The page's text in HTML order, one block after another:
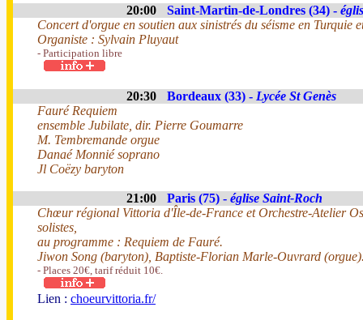
20:00 Saint-Martin-de-Londres (34) -
Concert d'orgue en soutien aux sinistrés du séisme en Turquie
Organiste : Sylvain Pluyaut
- Participation libre
20:30 Bordeaux (33) - Lycée St Genès
Fauré Requiem
ensemble Jubilate, dir. Pierre Goumarre
M. Tembremande orgue
Danaé Monnié soprano
Jl Coëzy baryton
21:00 Paris (75) - église Saint-Roch
Chœur régional Vittoria d'Île-de-France et Orchestre-Atelier
solistes,
au programme : Requiem de Fauré.
Jiwon Song (baryton), Baptiste-Florian Marle-Ouvrard
- Places 20€, tarif réduit 10€.
Lien : choeurvittoria.fr/